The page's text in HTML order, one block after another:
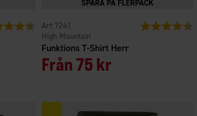
4.3 utav 5 stjärnor
Funktions T-Shirt Herr
High Mountain
7241
Från75 kr
Betyg: